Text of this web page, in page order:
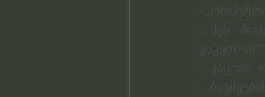
-
-„შენ
ვაკეთოთ?”
-„კაცოო,
-